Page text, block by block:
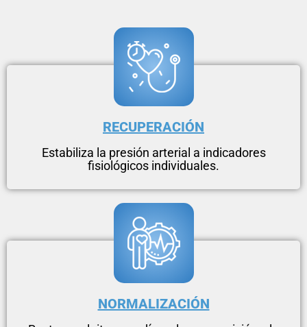
RECUPERACIÓN
Estabiliza la presión arterial a indicadores
fisiológicos individuales.
NORMALIZACIÓN